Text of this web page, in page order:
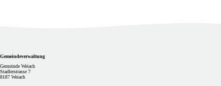
Gemeindeverwaltung
Gemeinde Weiach
Stadlerstrasse 7
8187 Weiach